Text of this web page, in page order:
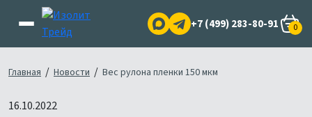
+7 (499) 283-80-91 0
Главная / Новости / Вес рулона пленки 150 мкм
16.10.2022